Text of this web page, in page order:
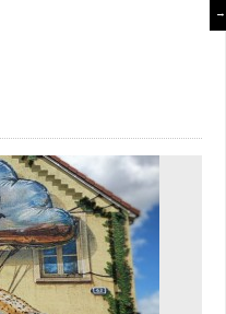
→